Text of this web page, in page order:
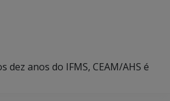
dez anos do IFMS, CEAM/AHS é